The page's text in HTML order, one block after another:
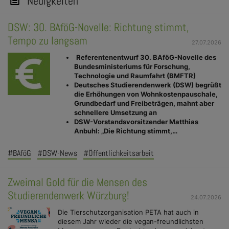
DSW: 30. BAföG-Novelle: Richtung stimmt,
Tempo zu langsam
27.07.2026
Referentenentwurf 30. BAföG-Novelle des
Bundesministeriums für Forschung,
Technologie und Raumfahrt (BMFTR)
Deutsches Studierendenwerk (DSW) begrüßt
die Erhöhungen von Wohnkostenpauschale,
Grundbedarf und Freibeträgen, mahnt aber
schnellere Umsetzung an
DSW-Vorstandsvorsitzender Matthias
Anbuhl: „Die Richtung stimmt,…
#BAföG #DSW-News #Öffentlichkeitsarbeit
Zweimal Gold für die Mensen des
Studierendenwerk Würzburg!
24.07.2026
Die Tierschutzorganisation PETA hat auch in
diesem Jahr wieder die vegan-freundlichsten